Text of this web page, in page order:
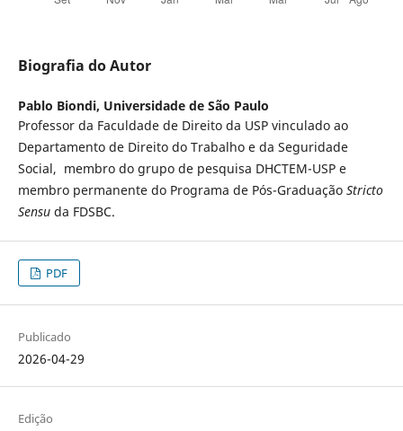
Biografia do Autor
Pablo Biondi, Universidade de São Paulo
Professor da Faculdade de Direito da USP vinculado ao
Departamento de Direito do Trabalho e da Seguridade
Social, membro do grupo de pesquisa DHCTEM-USP e
membro permanente do Programa de Pós-Graduação Stricto
Sensuda FDSBC.
PDF
Publicado
2026-04-29
Edição